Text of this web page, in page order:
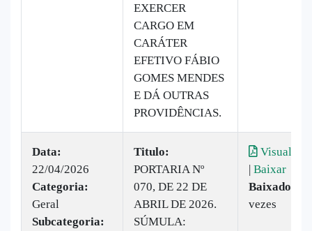
EXERCER
CARGO EM
CARÁTER
EFETIVO FÁBIO
GOMES MENDES
E DÁ OUTRAS
PROVIDÊNCIAS.
Data:
22/04/2026
Categoria:
Geral
Subcategoria:
Titulo:
PORTARIA Nº
070, DE 22 DE
ABRIL DE 2026.
SÚMULA:
Visualizar
| Baixar
Baixado:
vezes